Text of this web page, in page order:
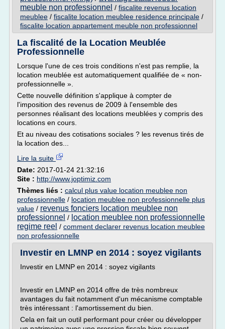
meuble non professionnel / fiscalite revenus location
meublee / fiscalite location meublee residence principale /
fiscalite location appartement meuble non professionnel
La fiscalité de la Location Meublée
Professionnelle
Lorsque l'une de ces trois conditions n'est pas remplie, la
location meublée est automatiquement qualifiée de « non-
professionnelle ».
Cette nouvelle définition s'applique à compter de
l'imposition des revenus de 2009 à l'ensemble des
personnes réalisant des locations meublées y compris des
locations en cours.
Et au niveau des cotisations sociales ? les revenus tirés de
la location des...
Lire la suite
Date: 2017-01-24 21:32:16
Site : http://www.joptimiz.com
Thèmes liés : calcul plus value location meublee non
professionnelle / location meublee non professionnelle plus
value / revenus fonciers location meublee non
professionnel / location meublee non professionnelle
regime reel / comment declarer revenus location meublee
non professionnelle
Investir en LMNP en 2014 : soyez vigilants
Investir en LMNP en 2014 : soyez vigilants
Investir en LMNP en 2014 offre de très nombreux
avantages du fait notamment d'un mécanisme comptable
très intéressant : l'amortissement du bien.
Cela en fait un outil performant pour créer ou développer